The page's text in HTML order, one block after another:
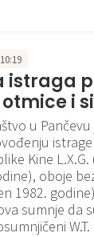
istraga
i
u
Kine
oboje
1982.
sumnje da